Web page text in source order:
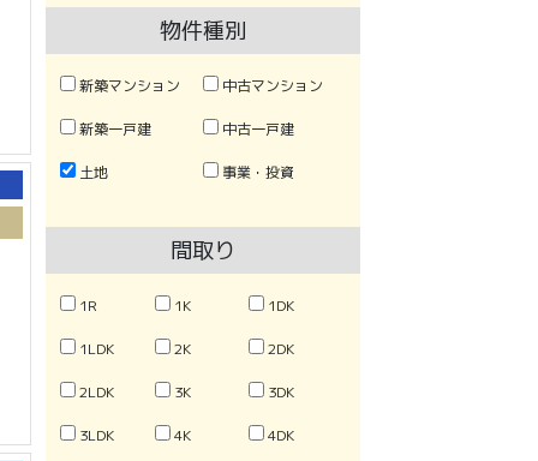
物件種別
新築マンション 中古マンション
新築一戸建 中古一戸建
土地 事業・投資
間取り
1R 1K 1DK
1LDK 2K 2DK
2LDK 3K 3DK
3LDK 4K 4DK